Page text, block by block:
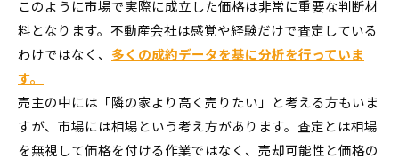
このように市場で実際に成立した価格は非常に重要な判断材
料となります。不動産会社は感覚や経験だけで査定している
わけではなく、 多くの成約データを基に分析を行っていま
す。
売主の中には「隣の家より高く売りたい」と考える方もいま
すが、市場には相場という考え方があります。査定とは相場
を無視して価格を付ける作業ではなく、売却可能性と価格の